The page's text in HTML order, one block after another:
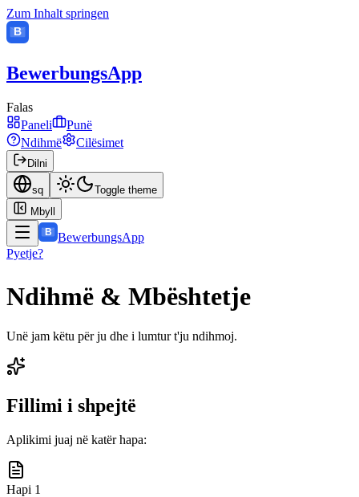
Zum Inhalt springen
B
BewerbungsApp
Falas
Paneli
Punë
Ndihmë
Cilësimet
Dilni
sq
Toggle theme
Mbyll
B BewerbungsApp
Pyetje?
Ndihmë & Mbështetje
Unë jam këtu për ju dhe i lumtur t'ju ndihmoj.
Fillimi i shpejtë
Aplikimi juaj në katër hapa:
Hapi 1